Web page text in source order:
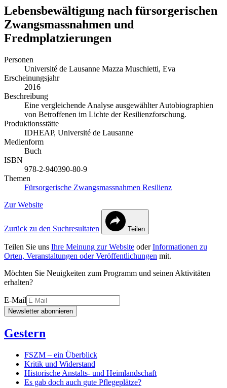
Lebensbewältigung nach fürsorgerischen
Zwangsmassnahmen und
Fredmplatzierungen
Personen
Université de Lausanne Mazza Muschietti, Eva
Erscheinungsjahr
2016
Beschreibung
Eine vergleichende Analyse ausgewählter Autobiographien
von Betroffenen im Lichte der Resilienzforschung.
Produktionsstätte
IDHEAP, Université de Lausanne
Medienform
Buch
ISBN
978-2-940390-80-9
Themen
Fürsorgerische Zwangsmassnahmen Resilienz
Zur Website
Zurück zu den Suchresultaten Teilen
Teilen Sie uns Ihre Meinung zur Website oderInformationen zu
Orten, Veranstaltungen oder Veröffentlichungen mit.
Möchten Sie Neuigkeiten zum Programm und seinen Aktivitäten
erhalten?
E-Mail
Newsletter abonnieren
Gestern
FSZM – ein Überblick
Kritik und Widerstand
Historische Anstalts- und Heimlandschaft
Es gab doch auch gute Pflegeplätze?